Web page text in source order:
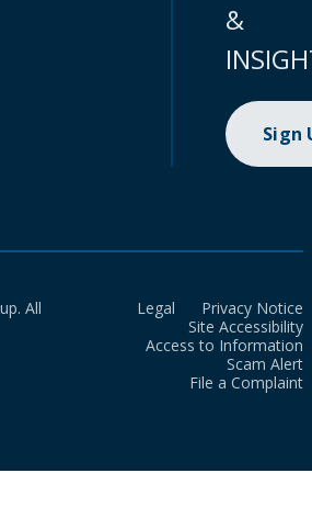
&
Sign
All
Legal
Privacy Notice
Site Accessibility
Access to Information
Scam Alert
File a Complaint